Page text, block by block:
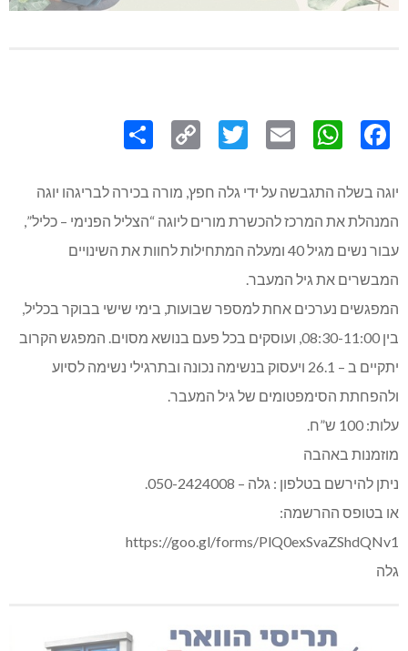
Link
יוגה בשלה התגבשה על ידי גלה חפץ, מורה בכירה לבריגהו יוגה
המנהלת את המרכז להכשרת מורים ליוגה “הצליל הפנימי – כליל”,
עבור נשים מגיל 40 ומעלה המתחילות לחוות את השינויים
המבשרים את גיל המעבר.
המפגשים נערכים אחת למספר שבועות, בימי שישי בבוקר בכליל,
בין 08:30-11:00, ועוסקים בכל פעם בנושא מסוים. המפגש הקרוב
יתקיים ב – 26.1 ויעסוק בנשימה נכונה ובתרגילי נשימה לסיוע
ולהפחתת הסימפטומים של גיל המעבר.
עלות: 100 ש”ח.
מוזמנות באהבה
ניתן להירשם בטלפון : גלה – 050-2424008.
או בטופס ההרשמה:
https://goo.gl/forms/PlQ0exSvaZShdQNv1
גלה